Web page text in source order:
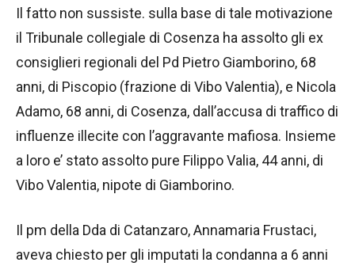
Il fatto non sussiste. sulla base di tale motivazione
il Tribunale collegiale di Cosenza ha assolto gli ex
consiglieri regionali del Pd Pietro Giamborino, 68
anni, di Piscopio (frazione di Vibo Valentia), e Nicola
Adamo, 68 anni, di Cosenza, dall’accusa di traffico di
influenze illecite con l’aggravante mafiosa. Insieme
a loro e’ stato assolto pure Filippo Valia, 44 anni, di
Vibo Valentia, nipote di Giamborino.
Il pm della Dda di Catanzaro, Annamaria Frustaci,
aveva chiesto per gli imputati la condanna a 6 anni